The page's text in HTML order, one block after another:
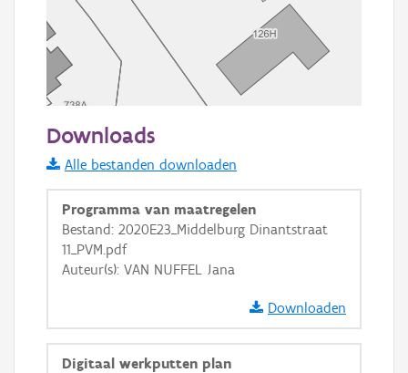
Informatie Vlaanderen
i
+
Downloads
Alle bestanden downloaden
Programma van maatregelen
Bestand: 2020E23_Middelburg Dinantstraat
11_PVM.pdf
Auteur(s): VAN NUFFEL Jana
Downloaden
Digitaal werkputten plan